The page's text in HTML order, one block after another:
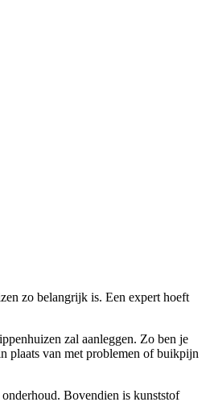
zo belangrijk is. Een expert hoeft
zal aanleggen. Zo ben je
plaats van met problemen of buikpijn
Bovendien is kunststof